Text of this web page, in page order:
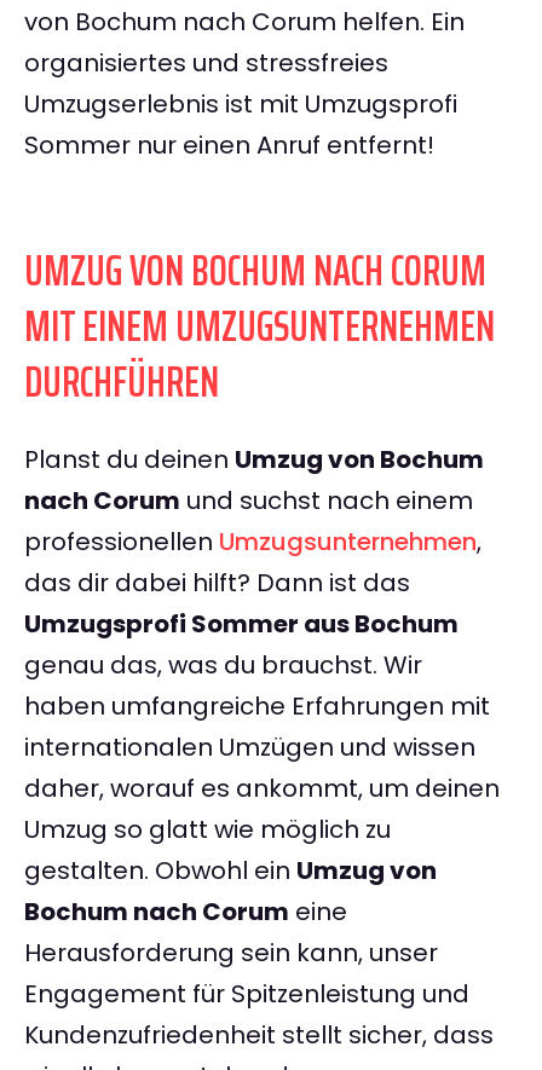
von Bochum nach Corum helfen. Ein
organisiertes und stressfreies
Umzugserlebnis ist mit Umzugsprofi
Sommer nur einen Anruf entfernt!
UMZUG VON BOCHUM NACH CORUM
MIT EINEM UMZUGSUNTERNEHMEN
DURCHFÜHREN
Planst du deinen Umzug von Bochum
nach Corum und suchst nach einem
professionellen Umzugsunternehmen,
das dir dabei hilft? Dann ist das
Umzugsprofi Sommer aus Bochum
genau das, was du brauchst. Wir
haben umfangreiche Erfahrungen mit
internationalen Umzügen und wissen
daher, worauf es ankommt, um deinen
Umzug so glatt wie möglich zu
gestalten. Obwohl ein Umzug von
Bochum nach Corum eine
Herausforderung sein kann, unser
Engagement für Spitzenleistung und
Kundenzufriedenheit stellt sicher, dass